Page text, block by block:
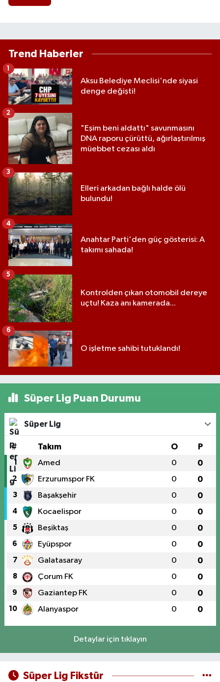
Trend Haberler
Aksu Belediye Meclisi'nde siyasi
denge değişti!
1
"Eşim beni aldattı" savunmasını
DNA raporu çürüttü, ağırlaştırılmış
müebbet cezası aldı
2
Elleri arkadan bağlı halde ölü
bulundu!
3
Anahtar Parti'den güç gösterisi: A
takımı sahada!
4
Kontrolden çıkan otomobil dereye
uçtu! Kaza anı kamerada...
5
O işletme sahibi tutuklandı!
6
Süper Lig Puan Durumu
Süper Lig
# Takım O P
1 Amed 0 0
2 Erzurumspor FK 0 0
3 Başakşehir 0 0
4 Kocaelispor 0 0
5 Beşiktaş 0 0
6 Eyüpspor 0 0
7 Galatasaray 0 0
8 Çorum FK 0 0
9 Gaziantep FK 0 0
10 Alanyaspor 0 0
Detaylar için tıklayın
Süper Lig Fikstür